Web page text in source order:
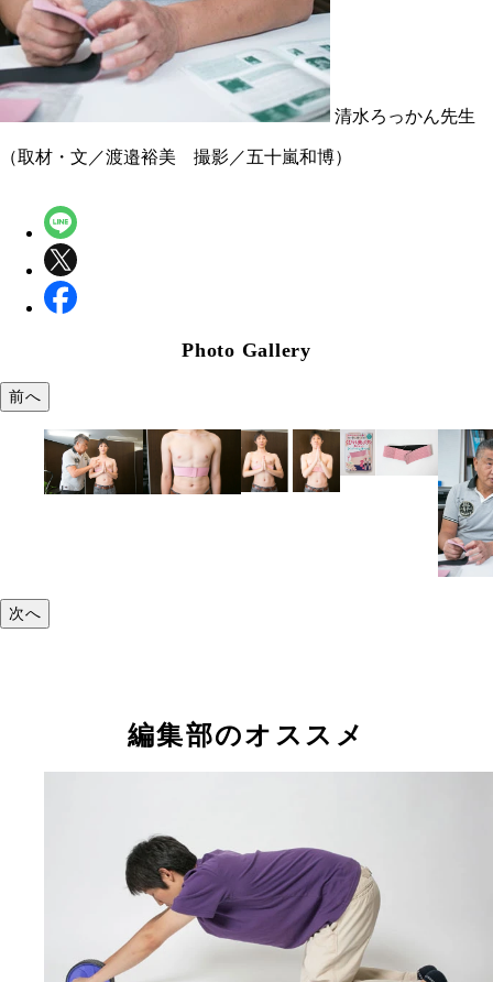
清水ろっかん先生
（取材・文／渡邉裕美 撮影／五十嵐和博）
Photo Gallery
前へ
次へ
編集部のオススメ